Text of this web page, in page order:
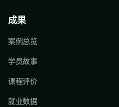
成果
案例总览
学员故事
课程评价
就业数据